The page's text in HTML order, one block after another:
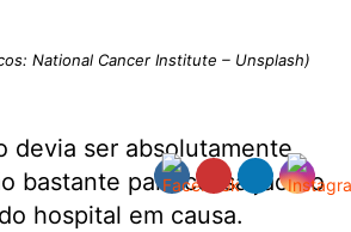
National Cancer Institute – Unsplash)
devia ser absolutamente
bastante para cessação do
hospital em causa.